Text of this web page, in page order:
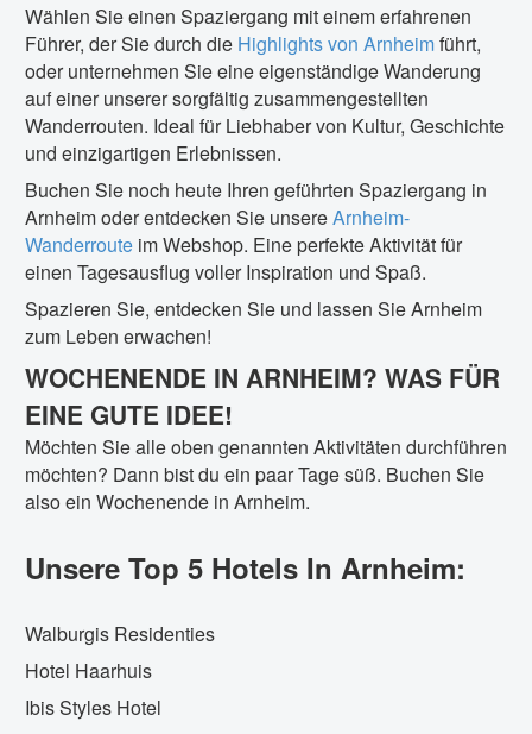
Wählen Sie einen Spaziergang mit einem erfahrenen
Führer, der Sie durch die Highlights von Arnheimführt,
oder unternehmen Sie eine eigenständige Wanderung
auf einer unserer sorgfältig zusammengestellten
Wanderrouten. Ideal für Liebhaber von Kultur, Geschichte
und einzigartigen Erlebnissen.
Buchen Sie noch heute Ihren geführten Spaziergang in
Arnheim oder entdecken Sie unsereArnheim-
Wanderroute im Webshop. Eine perfekte Aktivität für
einen Tagesausflug voller Inspiration und Spaß.
Spazieren Sie, entdecken Sie und lassen Sie Arnheim
zum Leben erwachen!
WOCHENENDE IN ARNHEIM? WAS FÜR
EINE GUTE IDEE!
Möchten Sie alle oben genannten Aktivitäten durchführen
möchten? Dann bist du ein paar Tage süß. Buchen Sie
also ein Wochenende in Arnheim.
Unsere Top 5 Hotels In Arnheim:
Walburgis Residenties
Hotel Haarhuis
Ibis Styles Hotel